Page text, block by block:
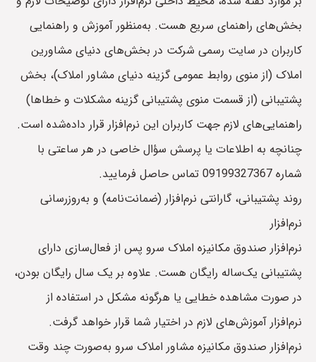
بخش‌های راهنمای سریع هست. به‌منظور آموزش و راهنمایی
کاربران در سایت رسمی شرکت در بخش‌های دنیای مشاورین
املاک (از منوی روابط عمومی گزینه دنیای مشاور املاک)، بخش
پشتیبانی (از قسمت منوی پشتیبانی گزینه مشکلات و خطاها)
راهنمایی‌های لازم جهت کاربران این نرم‌افزار قرار داده‌شده است.
چنانچه به اطلاعات یا پرسش سؤال خاصی در هر ساعتی با
شماره 09199327367 تماس حاصل فرمایید.
روند پشتیبانی، گارانتی نرم‌افزار (ضمانت‌نامه) و به‌روزرسانی
نرم‌افزار
نرم‌افزار صندوق مکانیزه املاک سرو پس از فعال‌سازی دارای
پشتیبانی یک‌ساله رایگان هست. علاوه بر یک سال رایگان بودن،
در صورت مشاهده خطایی یا هرگونه مشکل در استفاده از
نرم‌افزار آموزش‌های لازم در اختیار شما قرار خواهد گرفت.
نرم‌افزار صندوق مکانیزه مشاور املاک سرو به‌صورت چند وقت